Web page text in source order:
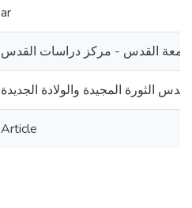
ar
القدس - مركز دراسات القدس
الثورة المجيدة والولادة الجديدة
Article